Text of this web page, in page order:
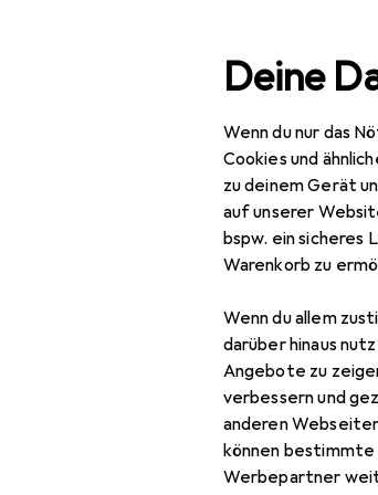
Deine
Wenn du nur das
Cookies und
zu deinem Gerät
auf unserer
bspw. ein sicheres
Warenkorb zu
Wenn du allem
darüber hinaus
Angebote zu
verbessern und
anderen
können
Werbepartner
Navigation nach Kategorien